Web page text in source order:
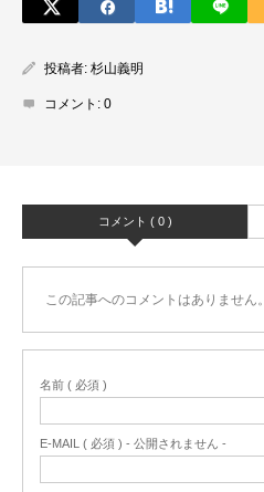
投稿者: 杉山義明
コメント: 0
コメント ( 0 )
この記事へのコメントはありません。
名前 ( 必須 )
E-MAIL ( 必須 ) - 公開されません -